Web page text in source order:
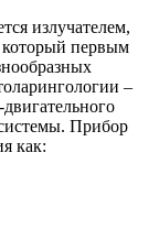
излучателем,
первым
–
Прибор
как: